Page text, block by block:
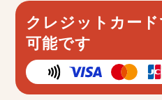
クレジットカー
可能です